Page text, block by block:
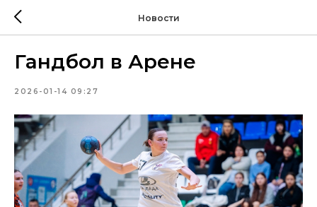
Новости
Гандбол в Арене
2026-01-14 09:27